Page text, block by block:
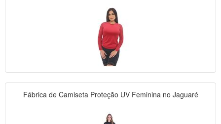
Fábrica de Camiseta Proteção UV Feminina no Jaguaré